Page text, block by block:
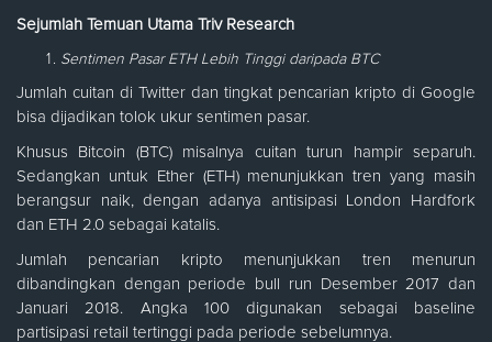
Sejumlah Temuan Utama Triv Research
Sentimen Pasar ETH Lebih Tinggi daripada BTC
Jumlah cuitan di Twitter dan tingkat pencarian kripto di Google
bisa dijadikan tolok ukur sentimen pasar.
Khusus Bitcoin (BTC) misalnya cuitan turun hampir separuh.
Sedangkan untuk Ether (ETH) menunjukkan tren yang masih
berangsur naik, dengan adanya antisipasi London Hardfork
dan ETH 2.0 sebagai katalis.
Jumlah pencarian kripto menunjukkan tren menurun
dibandingkan dengan periode bull run Desember 2017 dan
Januari 2018. Angka 100 digunakan sebagai baseline
partisipasi retail tertinggi pada periode sebelumnya.